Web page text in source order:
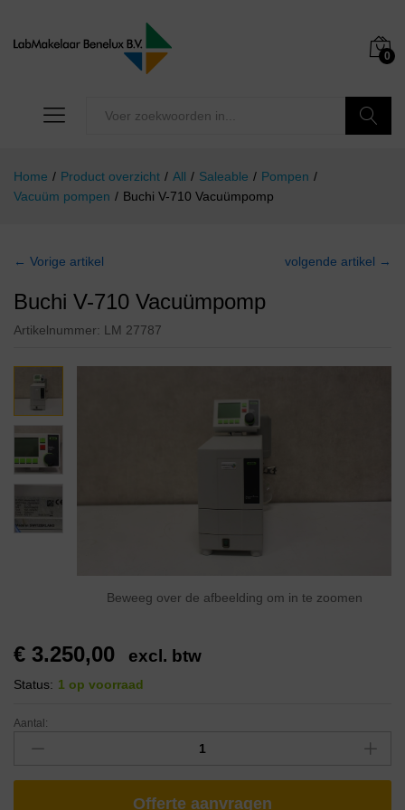
0
Home / Product overzicht / All / Saleable / Pompen /
Vacuüm pompen / Buchi V-710 Vacuümpomp
← Vorige artikel volgende artikel →
Buchi V-710 Vacuümpomp
Artikelnummer: LM 27787
Beweeg over de afbeelding om in te zoomen
€ 3.250,00 excl. btw
Status: 1 op voorraad
Aantal:
Offerte aanvragen